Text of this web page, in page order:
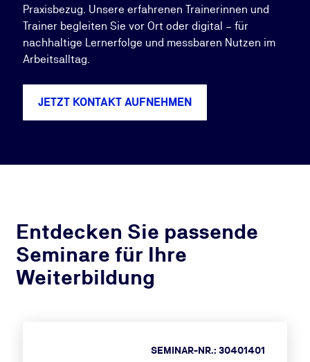
Praxisbezug. Unsere erfahrenen Trainerinnen und
Trainer begleiten Sie vor Ort oder digital – für
nachhaltige Lernerfolge und messbaren Nutzen im
Arbeitsalltag.
JETZT KONTAKT AUFNEHMEN
Entdecken Sie passende
Seminare für Ihre
Weiterbildung
SEMINAR-NR.: 30401401